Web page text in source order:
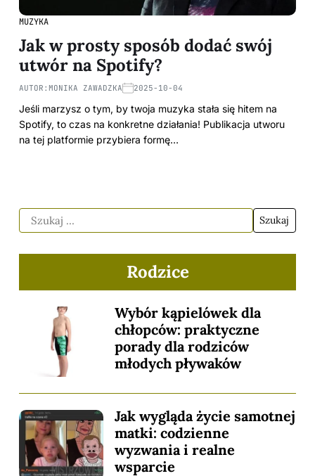
MUZYKA
Jak w prosty sposób dodać swój
utwór na Spotify?
AUTOR: MONIKA ZAWADZKA 2025-10-04
Jeśli marzysz o tym, by twoja muzyka stała się hitem na
Spotify, to czas na konkretne działania! Publikacja utworu
na tej platformie przybiera formę…
Rodzice
Wybór kąpielówek dla
chłopców: praktyczne
porady dla rodziców
młodych pływaków
Jak wygląda życie samotnej
matki: codzienne
wyzwania i realne
wsparcie